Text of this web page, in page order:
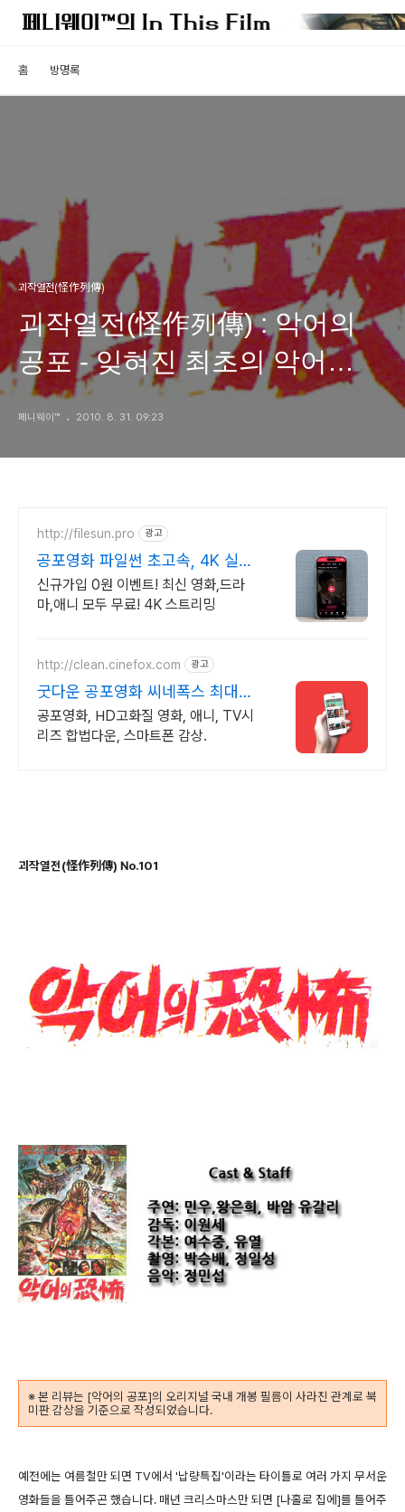
홈 방명록
괴작열전(怪作列傳)
괴작열전(怪作列傳) : 악어의
공포 - 잊혀진 최초의 악어
공포영화
페니웨이™ 2010. 8. 31. 09:23
http://filesun.pro 광고
공포영화 파일썬 초고속, 4K 실시
간 보기!
신규가입 0원 이벤트! 최신 영화,드라
마,애니 모두 무료! 4K 스트리밍
http://clean.cinefox.com 광고
굿다운 공포영화 씨네폭스 최대3
만원+10%추가적립
공포영화, HD고화질 영화, 애니, TV시
리즈 합법다운, 스마트폰 감상.
괴작열전(怪作列傳) No.101
※ 본 리뷰는 [악어의 공포]의 오리지널 국내 개봉 필름이 사라진 관계로 북
미판 감상을 기준으로 작성되었습니다.
예전에는 여름철만 되면 TV에서 '납량특집'이라는 타이틀로 여러 가지 무서운
영화들을 틀어주곤 했습니다. 매년 크리스마스만 되면 [나홀로 집에]를 틀어주